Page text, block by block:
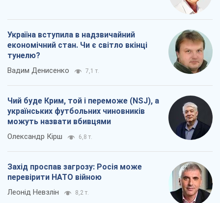
Україна вступила в надзвичайний
економічний стан. Чи є світло вкінці
тунелю?
Вадим Денисенко 7,1 т.
Чий буде Крим, той і переможе (NSJ), а
українських футбольних чиновників
можуть назвати вбивцями
Олександр Кірш 6,8 т.
Захід проспав загрозу: Росія може
перевірити НАТО війною
Леонід Невзлін 8,2 т.